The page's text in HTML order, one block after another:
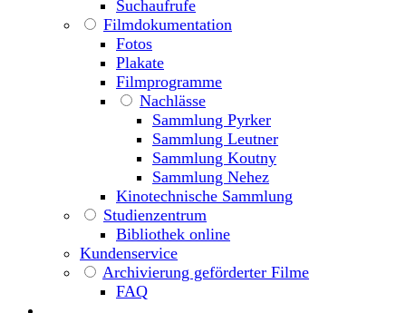
Suchaufrufe
Filmdokumentation
Fotos
Plakate
Filmprogramme
Nachlässe
Sammlung Pyrker
Sammlung Leutner
Sammlung Koutny
Sammlung Nehez
Kinotechnische Sammlung
Studienzentrum
Bibliothek online
Kundenservice
Archivierung geförderter Filme
FAQ